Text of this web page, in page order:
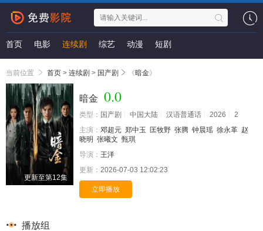
首页 电影 连续剧 综艺 动漫 短剧
当前位置 首页 > 连续剧 > 国产剧 《暗金》
更新至第12集
暗金 0.0
类型： 国产剧 中国大陆 汉语普通话 2026
2
主演： 邓超元 郑中玉 匡牧野 张腾 钟晨瑶 徐永革 赵
晓明 张曦文 甄琪
导演： 王洋
更新： 2026-07-03 12:02:23
立即播放
播放组